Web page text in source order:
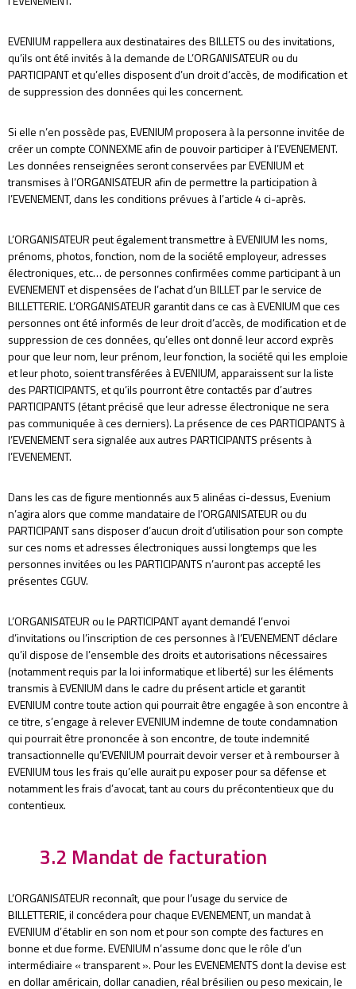
EVENIUM rappellera aux destinataires des BILLETS ou des invitations,
qu’ils ont été invités à la demande de L’ORGANISATEUR ou du
PARTICIPANT et qu’elles disposent d’un droit d’accès, de modification et
de suppression des données qui les concernent.
Si elle n’en possède pas, EVENIUM proposera à la personne invitée de
créer un compte CONNEXME afin de pouvoir participer à l’EVENEMENT.
Les données renseignées seront conservées par EVENIUM et
transmises à l’ORGANISATEUR afin de permettre la participation à
l’EVENEMENT, dans les conditions prévues à l’article 4 ci-après.
L’ORGANISATEUR peut également transmettre à EVENIUM les noms,
prénoms, photos, fonction, nom de la société employeur, adresses
électroniques, etc… de personnes confirmées comme participant à un
EVENEMENT et dispensées de l’achat d’un BILLET par le service de
BILLETTERIE. L’ORGANISATEUR garantit dans ce cas à EVENIUM que ces
personnes ont été informés de leur droit d’accès, de modification et de
suppression de ces données, qu’elles ont donné leur accord exprès
pour que leur nom, leur prénom, leur fonction, la société qui les emploie
et leur photo, soient transférées à EVENIUM, apparaissent sur la liste
des PARTICIPANTS, et qu’ils pourront être contactés par d’autres
PARTICIPANTS (étant précisé que leur adresse électronique ne sera
pas communiquée à ces derniers). La présence de ces PARTICIPANTS à
l’EVENEMENT sera signalée aux autres PARTICIPANTS présents à
l’EVENEMENT.
Dans les cas de figure mentionnés aux 5 alinéas ci-dessus, Evenium
n’agira alors que comme mandataire de l’ORGANISATEUR ou du
PARTICIPANT sans disposer d’aucun droit d’utilisation pour son compte
sur ces noms et adresses électroniques aussi longtemps que les
personnes invitées ou les PARTICIPANTS n’auront pas accepté les
présentes CGUV.
L’ORGANISATEUR ou le PARTICIPANT ayant demandé l’envoi
d’invitations ou l’inscription de ces personnes à l’EVENEMENT déclare
qu’il dispose de l’ensemble des droits et autorisations nécessaires
(notamment requis par la loi informatique et liberté) sur les éléments
transmis à EVENIUM dans le cadre du présent article et garantit
EVENIUM contre toute action qui pourrait être engagée à son encontre à
ce titre, s’engage à relever EVENIUM indemne de toute condamnation
qui pourrait être prononcée à son encontre, de toute indemnité
transactionnelle qu’EVENIUM pourrait devoir verser et à rembourser à
EVENIUM tous les frais qu’elle aurait pu exposer pour sa défense et
notamment les frais d’avocat, tant au cours du précontentieux que du
contentieux.
3.2 Mandat de facturation
L’ORGANISATEUR reconnaît, que pour l’usage du service de
BILLETTERIE, il concédera pour chaque EVENEMENT, un mandat à
EVENIUM d’établir en son nom et pour son compte des factures en
bonne et due forme. EVENIUM n’assume donc que le rôle d’un
intermédiaire « transparent ». Pour les EVENEMENTS dont la devise est
en dollar américain, dollar canadien, réal brésilien ou peso mexicain, le